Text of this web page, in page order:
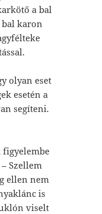
a bal
karon
olyan eset
esetén a
segíteni.
Szellem
ellen nem
is
viselt